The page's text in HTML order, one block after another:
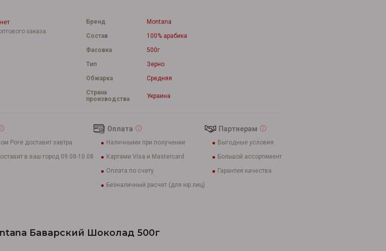
заказа
Бренд
Montana
Состав
100% арабика
Фасовка
500г
Тип
Зерно
Обжарка
Средняя
Страна
производства
Украина
Роге доставит завтра
в ваш город 09.08-10.08
Оплата
Наличными при получении
Картами Visa и Mastercard
Оплата по счету
Безналичный расчет (для юр.лиц)
Партнерам
Выгодные условия
Большой ассортимент
Гарантия качества
Баварский Шоколад 500г